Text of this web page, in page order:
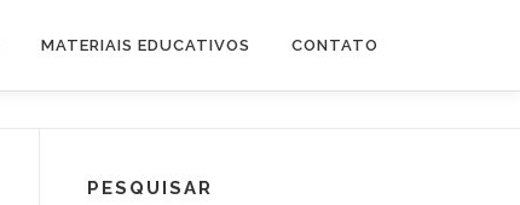
MATERIAIS EDUCATIVOS CONTATO
PESQUISAR